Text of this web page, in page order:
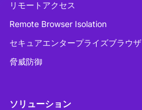
リモートアクセス
Remote Browser Isolation
セキュアエンタープライズブラウザ
脅威防御
ソリューション